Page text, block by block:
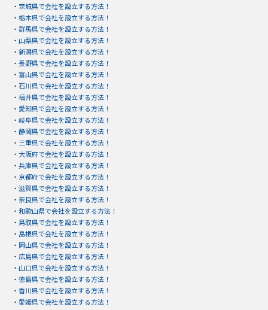
・ 茨城県で会社を設立する方法！
・ 栃木県で会社を設立する方法！
・ 群馬県で会社を設立する方法！
・ 山梨県で会社を設立する方法！
・ 新潟県で会社を設立する方法！
・ 長野県で会社を設立する方法！
・ 富山県で会社を設立する方法！
・ 石川県で会社を設立する方法！
・ 福井県で会社を設立する方法！
・ 愛知県で会社を設立する方法！
・ 岐阜県で会社を設立する方法！
・ 静岡県で会社を設立する方法！
・ 三重県で会社を設立する方法！
・ 大阪府で会社を設立する方法！
・ 兵庫県で会社を設立する方法！
・ 京都府で会社を設立する方法！
・ 滋賀県で会社を設立する方法！
・ 奈良県で会社を設立する方法！
・ 和歌山県で会社を設立する方法！
・ 鳥取県で会社を設立する方法！
・ 島根県で会社を設立する方法！
・ 岡山県で会社を設立する方法！
・ 広島県で会社を設立する方法！
・ 山口県で会社を設立する方法！
・ 徳島県で会社を設立する方法！
・ 香川県で会社を設立する方法！
・ 愛媛県で会社を設立する方法！